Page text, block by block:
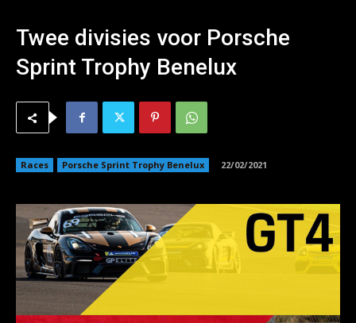
Twee divisies voor Porsche
Sprint Trophy Benelux
Races Porsche Sprint Trophy Benelux 22/02/2021